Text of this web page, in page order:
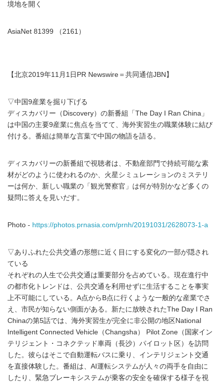
境地を開く
AsiaNet 81399 （2161）
【北京2019年11月1日PR Newswire＝共同通信JBN】
▽中国9産業を掘り下げる
ディスカバリー（Discovery）の新番組「The Day I Ran China」
は中国の主要9産業に焦点を当てて、海外実習生の職業体験に結び
付ける。番組は簡単な言葉で中国の物語を語る。
ディスカバリーの新番組で視聴者は、不動産部門で持続可能な素
材がどのように使われるのか、火星シミュレーションのミステリ
ーは何か、新しい職業の「観光警察官」は何が特別かなど多くの
疑問に答えを見いだす。
Photo - https://photos.prnasia.com/prnh/20191031/2628073-1-a
▽ありふれた公共交通の形態に近く目にする変化の一部が隠され
ている
それぞれの人生で公共交通は重要部分を占めている。現在進行中
の都市化トレンドは、公共交通を利用せずに生活することを事実
上不可能にしている。A点からB点に行くような一般的な産業でさ
え、市民が知らない側面がある。新たに放映されたThe Day I Ran
Chinaの第5話では、海外実習生が完全に非公開の地区National
Intelligent Connected Vehicle（Changsha） Pilot Zone（国家イン
テリジェント・コネクテッド車両（長沙）パイロット区）を訪問
した。彼らはそこで自動運転バスに乗り、インテリジェント交通
を直接体験した。番組は、AI運転システムが人々の両手を自由に
したり、緊急ブレーキシステムが乗客の安全を確保する様子を視